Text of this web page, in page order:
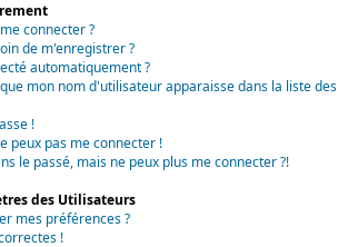
connecter ?
de m'enregistrer ?
automatiquement ?
mon nom d'utilisateur apparaisse dans la liste des
!
peux pas me connecter !
le passé, mais ne peux plus me connecter ?!
des Utilisateurs
mes préférences ?
!